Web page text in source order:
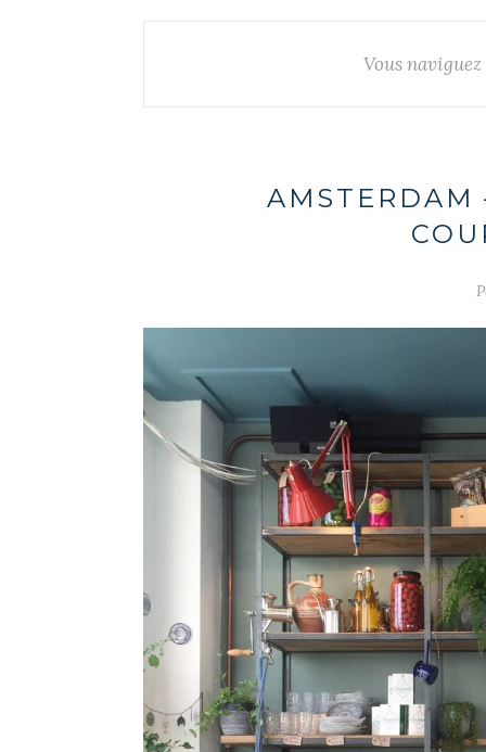
Vous naviguez
AMSTERDAM